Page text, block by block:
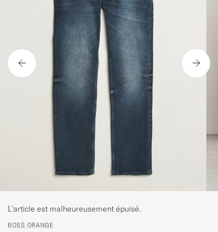
BOSS ORANGE
L'article est malheureusement épuisé.